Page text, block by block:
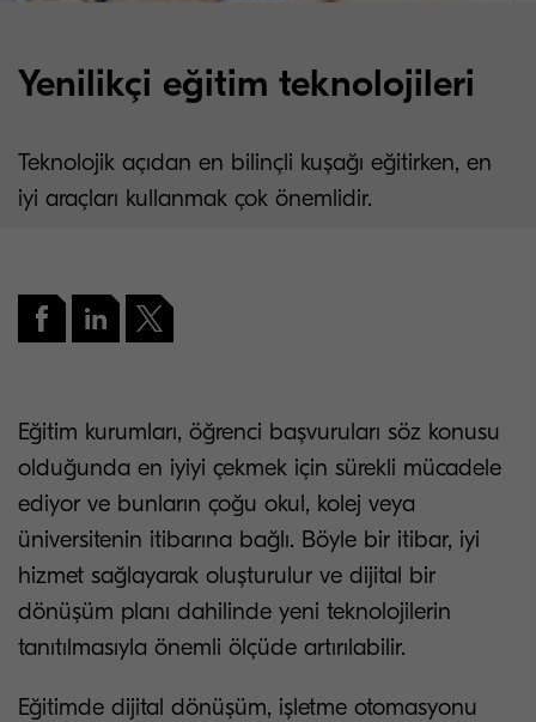
Yenilikçi eğitim teknolojileri
Teknolojik açıdan en bilinçli kuşağı eğitirken, en
iyi araçları kullanmak çok önemlidir.
Eğitim kurumları, öğrenci başvuruları söz konusu
olduğunda en iyiyi çekmek için sürekli mücadele
ediyor ve bunların çoğu okul, kolej veya
üniversitenin itibarına bağlı. Böyle bir itibar, iyi
hizmet sağlayarak oluşturulur ve dijital bir
dönüşüm planı dahilinde yeni teknolojilerin
tanıtılmasıyla önemli ölçüde artırılabilir.
Eğitimde dijital dönüşüm, işletme otomasyonu